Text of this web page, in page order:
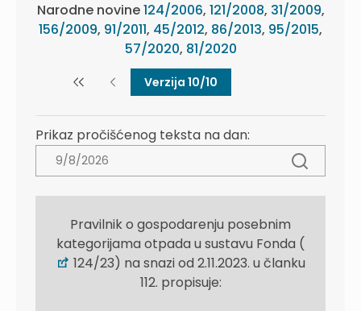
Narodne novine124/2006, 121/2008, 31/2009,
156/2009, 91/2011, 45/2012, 86/2013, 95/2015,
57/2020, 81/2020
Verzija 10/10
Prikaz pročišćenog teksta na dan:
Pravilnik o gospodarenju posebnim
kategorijama otpada u sustavu Fonda (
124/23) na snazi od 2.11.2023. u članku
112. propisuje: